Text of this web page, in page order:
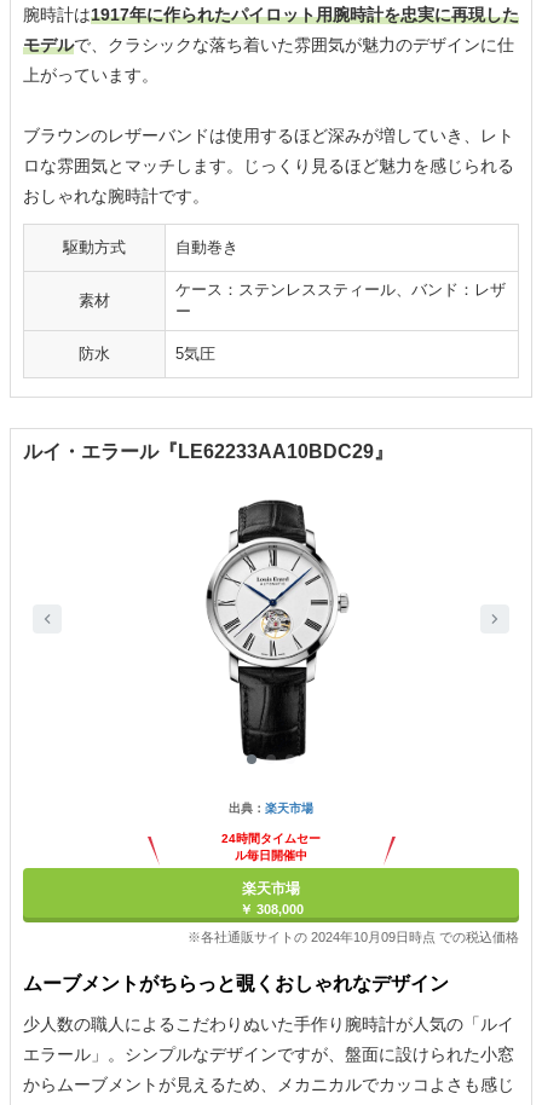
腕時計は1917年に作られたパイロット用腕時計を忠実に再現した
モデルで、クラシックな落ち着いた雰囲気が魅力のデザインに仕
上がっています。
ブラウンのレザーバンドは使用するほど深みが増していき、レト
ロな雰囲気とマッチします。じっくり見るほど魅力を感じられる
おしゃれな腕時計です。
駆動方式 自動巻き
素材
ケース：ステンレススティール、バンド：レザ
ー
防水 5気圧
ルイ・エラール『LE62233AA10BDC29』
出典： 楽天市場
24時間タイムセー
ル毎日開催中
楽天市場
￥ 308,000
※各社通販サイトの 2024年10月09日時点 での税込価格
ムーブメントがちらっと覗くおしゃれなデザイン
少人数の職人によるこだわりぬいた手作り腕時計が人気の「ルイ
エラール」。シンプルなデザインですが、盤面に設けられた小窓
からムーブメントが見えるため、メカニカルでカッコよさも感じ